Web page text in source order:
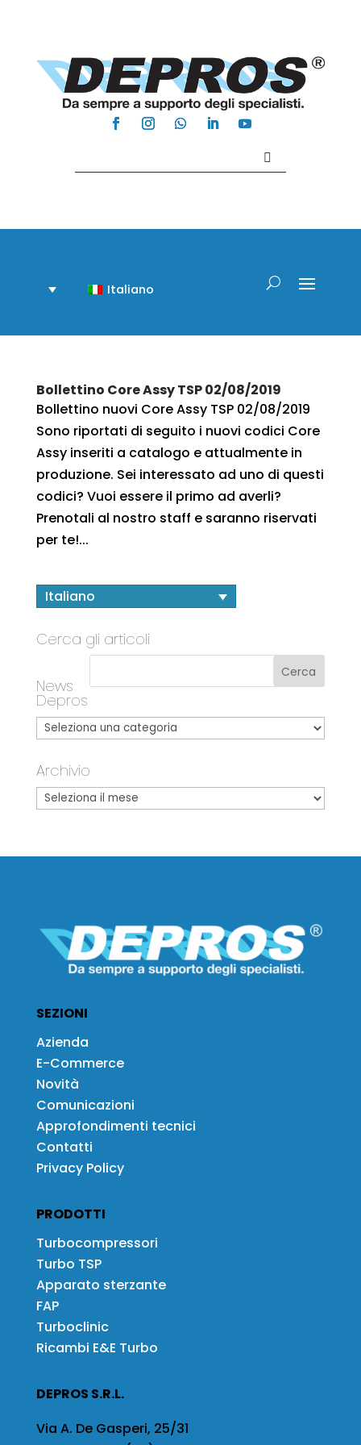
Italiano
Bollettino Core Assy TSP 02/08/2019
Bollettino nuovi Core Assy TSP 02/08/2019
Sono riportati di seguito i nuovi codici Core
Assy inseriti a catalogo e attualmente in
produzione. Sei interessato ad uno di questi
codici? Vuoi essere il primo ad averli?
Prenotali al nostro staff e saranno riservati
per te!...
Italiano
Cerca gli articoli
News
Depros
Archivio
SEZIONI
Azienda
E-Commerce
Novità
Comunicazioni
Approfondimenti tecnici
Contatti
Privacy Policy
PRODOTTI
Turbocompressori
Turbo TSP
Apparato sterzante
FAP
Turboclinic
Ricambi E&E Turbo
DEPROS S.R.L.
Via A. De Gasperi, 25/31